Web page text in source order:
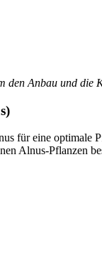
den Anbau und die
für eine optimale
Alnus-Pflanzen